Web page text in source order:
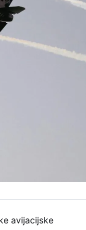
avijacijske